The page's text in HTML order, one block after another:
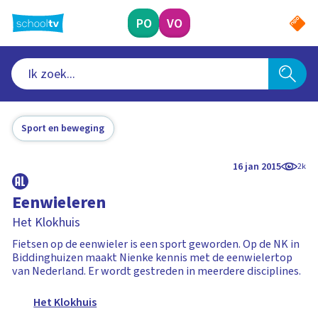
naar
hoofdinhoud
PO VO
Sport en beweging
16 jan 2015 2k
Eenwieleren
Het Klokhuis
Fietsen op de eenwieler is een sport geworden. Op de NK in
Biddinghuizen maakt Nienke kennis met de eenwielertop
van Nederland. Er wordt gestreden in meerdere disciplines.
Het Klokhuis